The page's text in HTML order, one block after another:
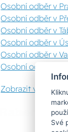
Osobní odběr v
Osobní odběr v
Osobní odběr v
Osobní odběr v
Osobní odběr v
Osobní odběr v
Zobrazit vše
Své